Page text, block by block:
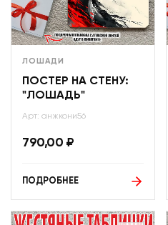
ЛОШАДИ
ПОСТЕР НА СТЕНУ:
"ЛОШАДЬ"
Арт: анжкони56
790,00 ₽
ПОДРОБНЕЕ